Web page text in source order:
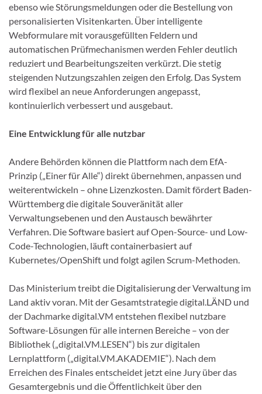
ebenso wie Störungsmeldungen oder die Bestellung von
personalisierten Visitenkarten. Über intelligente
Webformulare mit vorausgefüllten Feldern und
automatischen Prüfmechanismen werden Fehler deutlich
reduziert und Bearbeitungszeiten verkürzt. Die stetig
steigenden Nutzungszahlen zeigen den Erfolg. Das System
wird flexibel an neue Anforderungen angepasst,
kontinuierlich verbessert und ausgebaut.
Eine Entwicklung für alle nutzbar
Andere Behörden können die Plattform nach dem EfA-
Prinzip („Einer für Alle“) direkt übernehmen, anpassen und
weiterentwickeln – ohne Lizenzkosten. Damit fördert Baden-
Württemberg die digitale Souveränität aller
Verwaltungsebenen und den Austausch bewährter
Verfahren. Die Software basiert auf Open-Source- und Low-
Code-Technologien, läuft containerbasiert auf
Kubernetes/OpenShift und folgt agilen Scrum-Methoden.
Das Ministerium treibt die Digitalisierung der Verwaltung im
Land aktiv voran. Mit der Gesamtstrategie digital.LÄND und
der Dachmarke digital.VM entstehen flexibel nutzbare
Software-Lösungen für alle internen Bereiche – von der
Bibliothek („digital.VM.LESEN“) bis zur digitalen
Lernplattform („digital.VM.AKADEMIE“). Nach dem
Erreichen des Finales entscheidet jetzt eine Jury über das
Gesamtergebnis und die Öffentlichkeit über den